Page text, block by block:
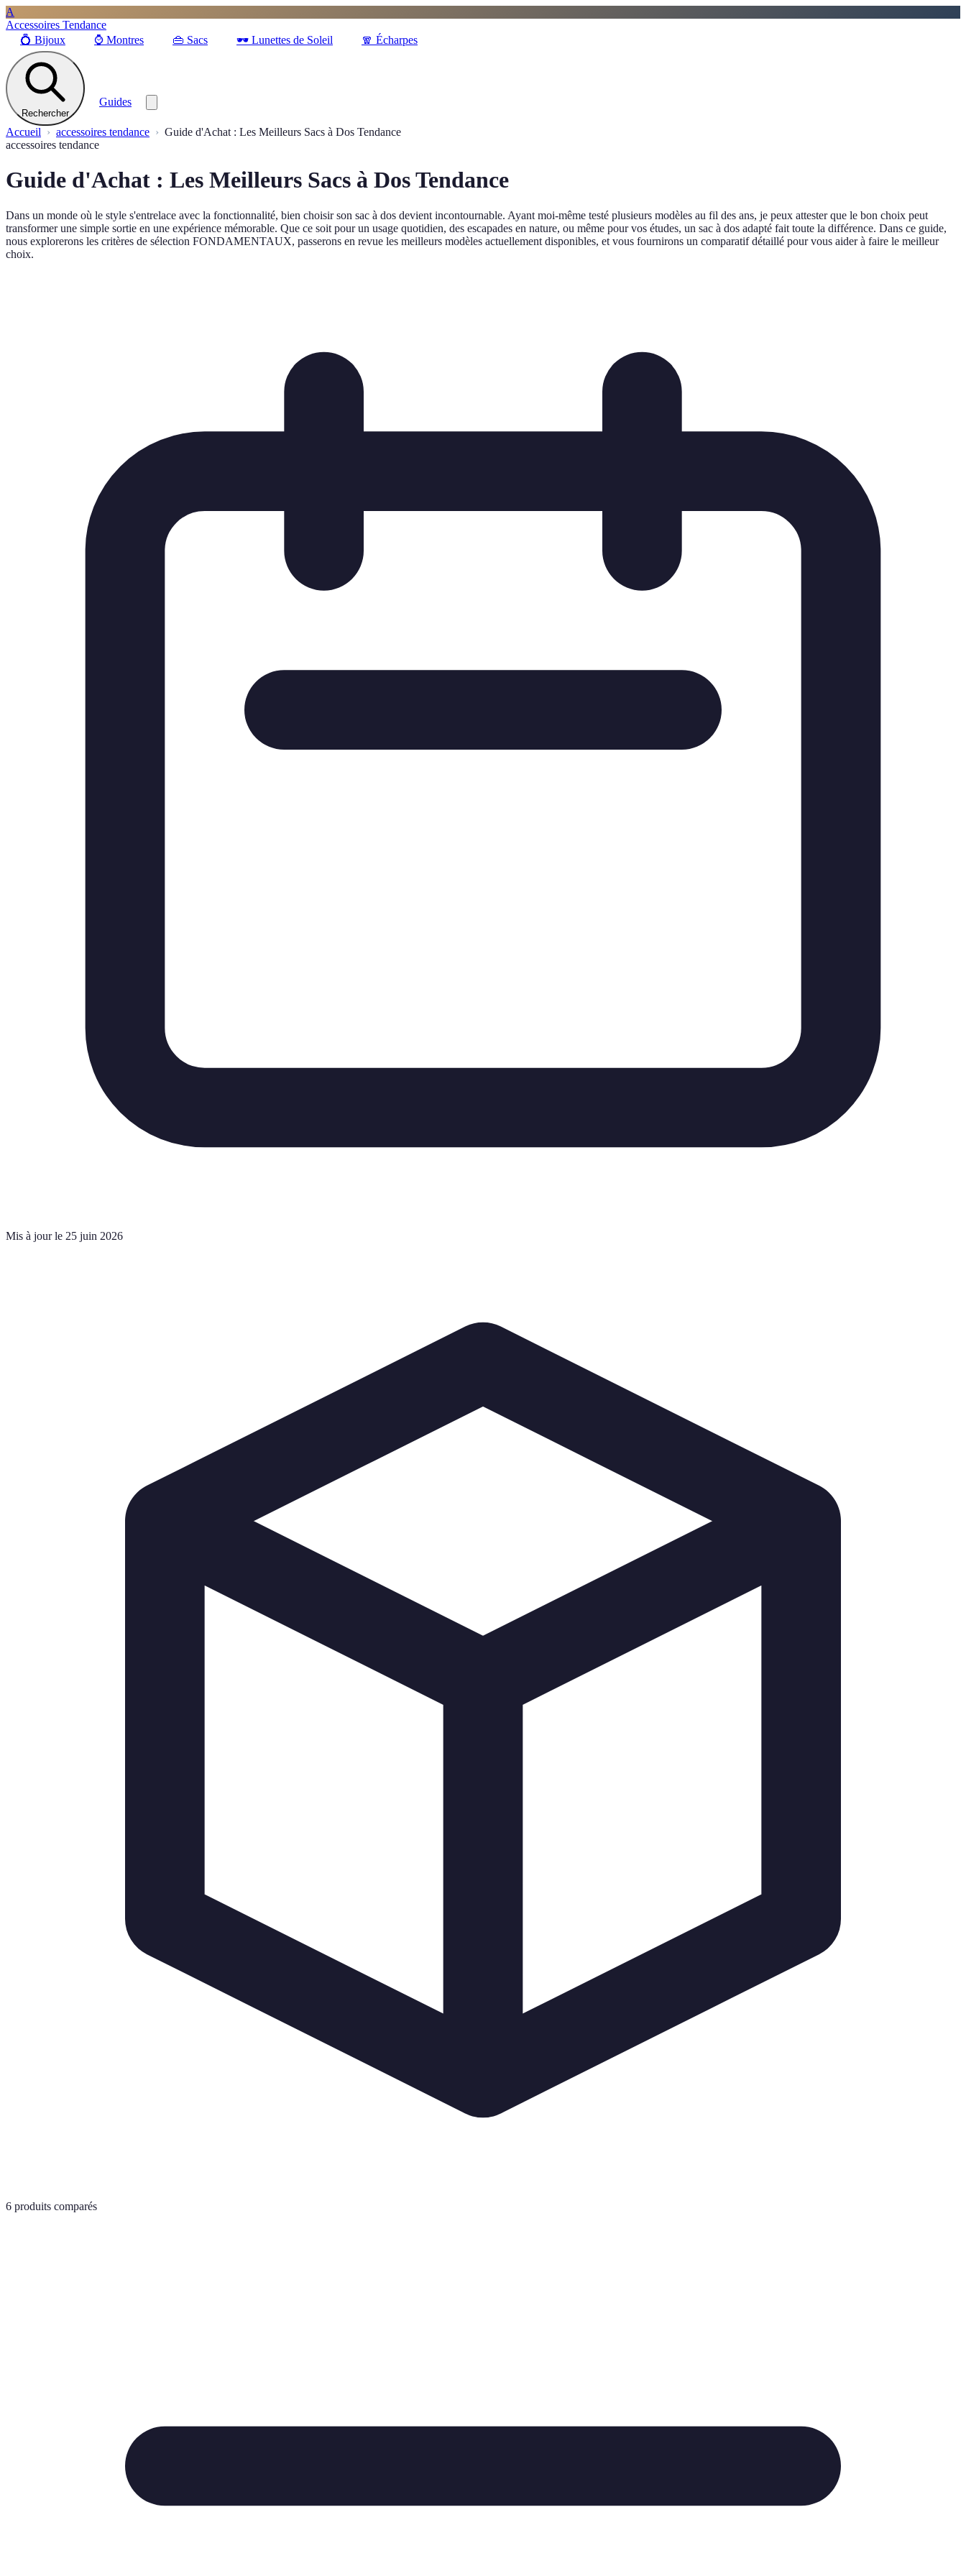
A
Accessoires Tendance
💍 Bijoux ⌚ Montres 👜 Sacs 🕶️ Lunettes de Soleil 🧣 Écharpes
Rechercher
Guides
Accueil accessoires tendance
Guide d'Achat : Les Meilleurs Sacs à Dos Tendance
accessoires tendance
Guide d'Achat : Les Meilleurs Sacs à Dos Tendance
Dans un monde où le style s'entrelace avec la fonctionnalité, bien choisir son sac à dos devient incontournable. Ayant moi-même testé plusieurs modèles au fil des ans, je peux attester que le bon choix peut
transformer une simple sortie en une expérience mémorable. Que ce soit pour un usage quotidien, des escapades en nature, ou même pour vos études, un sac à dos adapté fait toute la différence. Dans ce guide,
nous explorerons les critères de sélection FONDAMENTAUX, passerons en revue les meilleurs modèles actuellement disponibles, et vous fournirons un comparatif détaillé pour vous aider à faire le meilleur
choix.
Mis à jour le 25 juin 2026
6 produits comparés